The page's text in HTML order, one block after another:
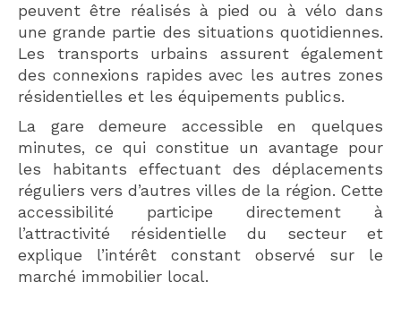
peuvent être réalisés à pied ou à vélo dans
une grande partie des situations quotidiennes.
Les transports urbains assurent également
des connexions rapides avec les autres zones
résidentielles et les équipements publics.
La gare demeure accessible en quelques
minutes, ce qui constitue un avantage pour
les habitants effectuant des déplacements
réguliers vers d’autres villes de la région. Cette
accessibilité participe directement à
l’attractivité résidentielle du secteur et
explique l’intérêt constant observé sur le
marché immobilier local.